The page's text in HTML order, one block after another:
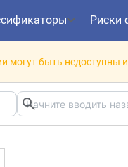
Риски
могут быть недоступны